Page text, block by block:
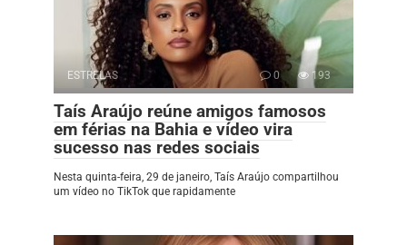
ESTRELAS 0 193
Taís Araújo reúne amigos famosos
em férias na Bahia e vídeo vira
sucesso nas redes sociais
Nesta quinta-feira, 29 de janeiro, Taís Araújo compartilhou
um vídeo no TikTok que rapidamente